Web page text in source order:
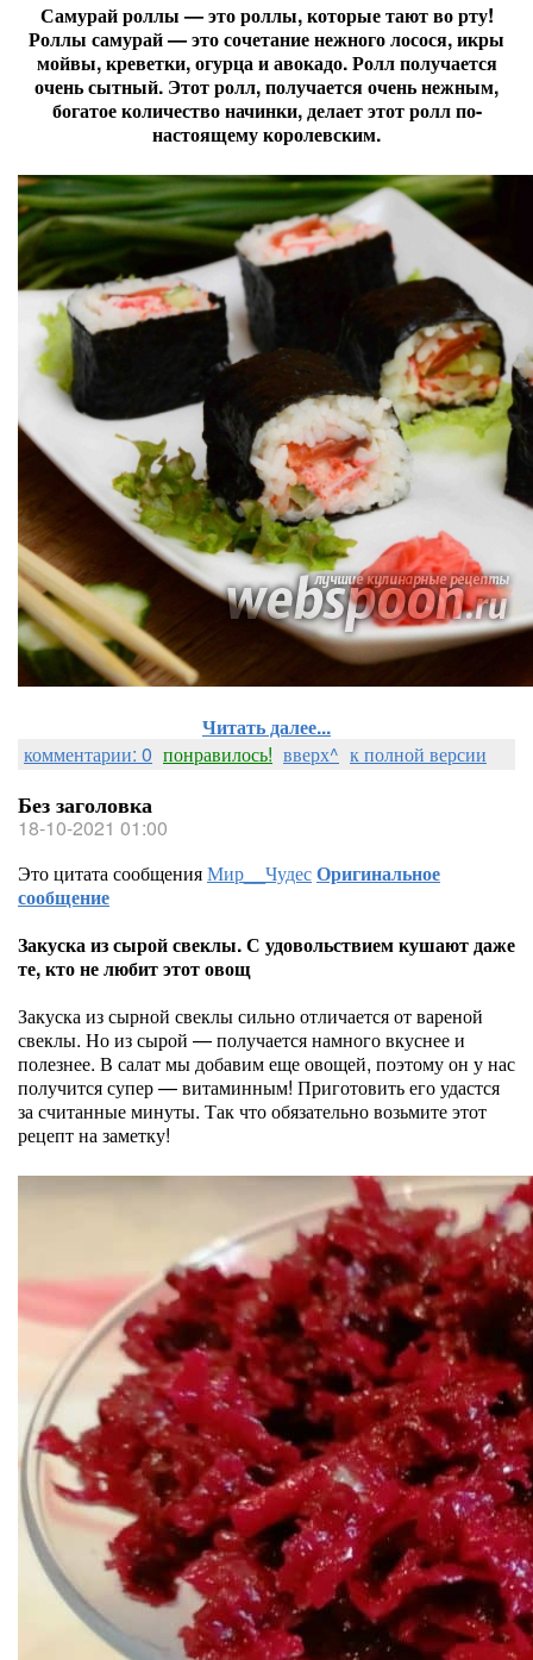
Самурай роллы — это роллы, которые тают во рту!
Роллы самурай — это сочетание нежного лосося, икры
мойвы, креветки, огурца и авокадо. Ролл получается
очень сытный. Этот ролл, получается очень нежным,
богатое количество начинки, делает этот ролл по-
настоящему королевским.
Читать далее...
комментарии: 0 понравилось! вверх^ к полной версии
Без заголовка
18-10-2021 01:00
Это цитата сообщенияМир__ЧудесОригинальное
сообщение
Закуска из сырой свеклы. С удовольствием кушают даже
те, кто не любит этот овощ
Закуска из сырной свеклы сильно отличается от вареной
свеклы. Но из сырой — получается намного вкуснее и
полезнее. В салат мы добавим еще овощей, поэтому он у нас
получится супер — витаминным! Приготовить его удастся
за считанные минуты. Так что обязательно возьмите этот
рецепт на заметку!